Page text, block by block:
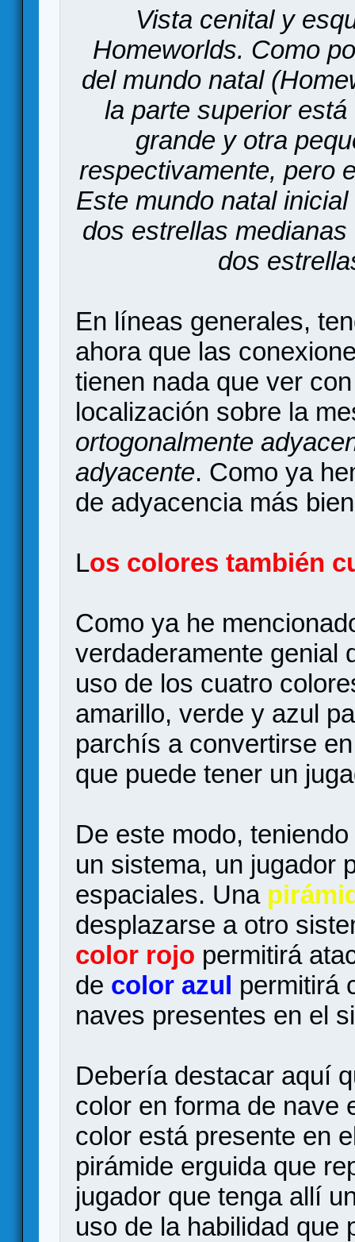
Vista cenital y
Homeworlds. Como
del mundo natal
la parte superior
grande y otra
respectivamente, pero
Este mundo natal
dos estrellas
dos
En líneas generales,
ahora que las
tienen nada que ver
localización sobre la
ortogonalmente
adyacente. Como ya
de adyacencia más
Los colores también
Como ya he
verdaderamente genial
uso de los cuatro
amarillo, verde y azul
parchís a convertirse
que puede tener un
De este modo,
un sistema, un jugador
espaciales. Una
desplazarse a otro
color rojo permitirá
de color azul permitirá
naves presentes en el
Debería destacar aquí
color en forma de nave
color está presente en
pirámide erguida que
jugador que tenga allí
uso de la habilidad que